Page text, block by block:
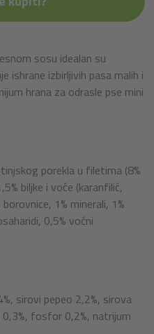
sosu idealan su
ishrane izbirljivih pasa malih i
hrana za odrasle pse mini
porekla u filetima (8%
biljke i voće (karanfilić,
1% minerali, 1%
0,5% voćni
sirovi pepeo 2,2%, sirova
0,3%, fosfor 0,2%, natrijum